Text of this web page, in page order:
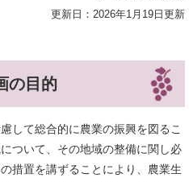
更新日：2026年1月19日更新
の目的
して総合的に農業の振興を図るこ
ついて、その地域の整備に関し必
措置を講ずることにより、農業生